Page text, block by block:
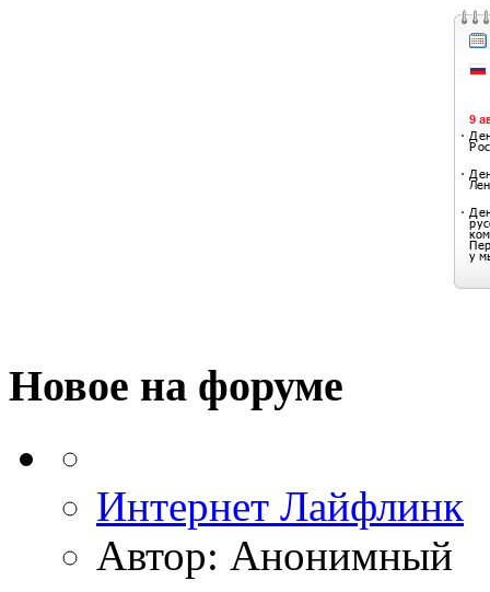
Новое на форуме
Интернет Лайфлинк
Автор: Анонимный